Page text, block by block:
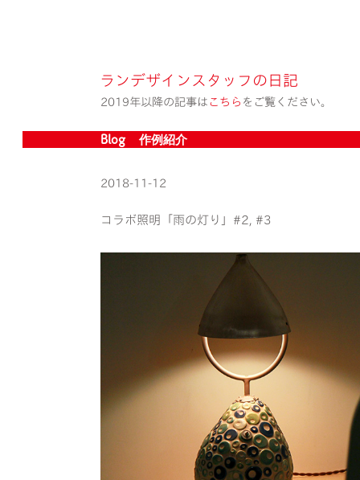
ランデザインスタッフの日記
2019年以降の記事は こちら をご覧ください。
Blog » 作例紹介
2018-11-12
コラボ照明「雨の灯り」#2, #3